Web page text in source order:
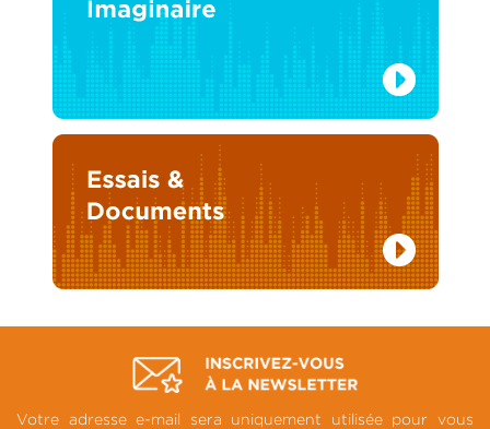
Votre adresse e-mail sera uniquement utilisée pour vous